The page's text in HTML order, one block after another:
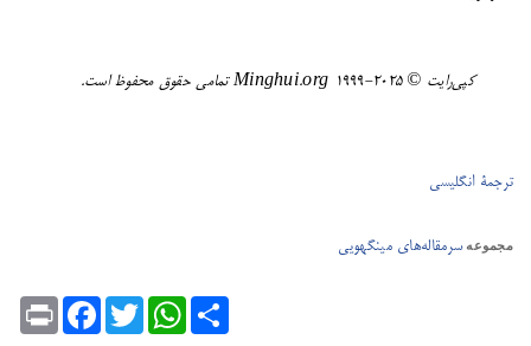
کپی‌رایت ©️ ٢٠٢٥-١٩٩٩ Minghui.org تمامی حقوق محفوظ است.
ترجمۀ انگلیسی
مجموعهسرمقاله‌های مینگهویی
Print
FacebookTwitter
WhatsAppShare